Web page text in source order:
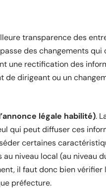
transparence des
des changements qui
une rectification des
de dirigeant ou un
légale habilité).
qui peut diffuser ces
certaines
niveau local (au niveau
il faut donc bien vérifier
préfecture.